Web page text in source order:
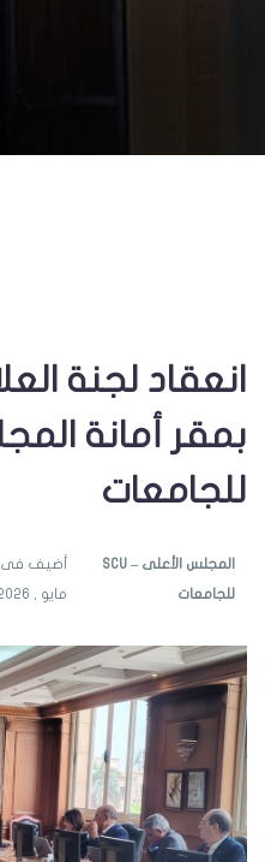
انعقاد لجنة
بمقر أمانة
للجامعات
SCU – المجلس الأعلى
للجامعات مايو , 2026